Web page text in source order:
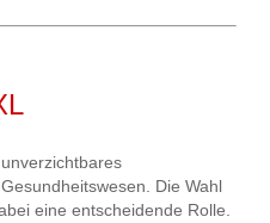
Die Wahl
eine entscheidende Rolle.